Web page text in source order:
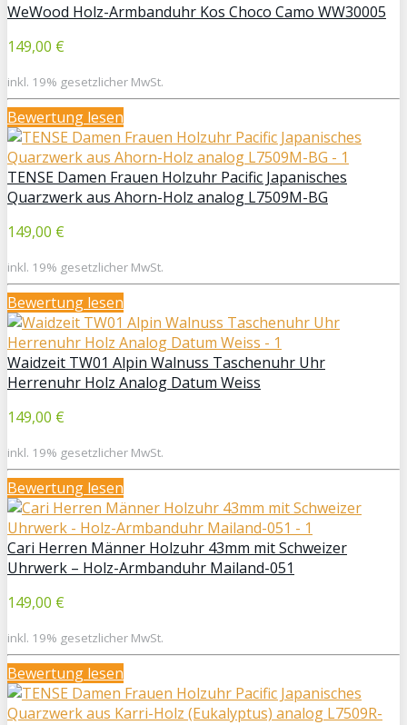
WeWood Holz-Armbanduhr Kos Choco Camo WW30005
149,00 €
inkl. 19% gesetzlicher MwSt.
Bewertung lesen
TENSE Damen Frauen Holzuhr Pacific Japanisches
Quarzwerk aus Ahorn-Holz analog L7509M-BG
149,00 €
inkl. 19% gesetzlicher MwSt.
Bewertung lesen
Waidzeit TW01 Alpin Walnuss Taschenuhr Uhr
Herrenuhr Holz Analog Datum Weiss
149,00 €
inkl. 19% gesetzlicher MwSt.
Bewertung lesen
Cari Herren Männer Holzuhr 43mm mit Schweizer
Uhrwerk – Holz-Armbanduhr Mailand-051
149,00 €
inkl. 19% gesetzlicher MwSt.
Bewertung lesen